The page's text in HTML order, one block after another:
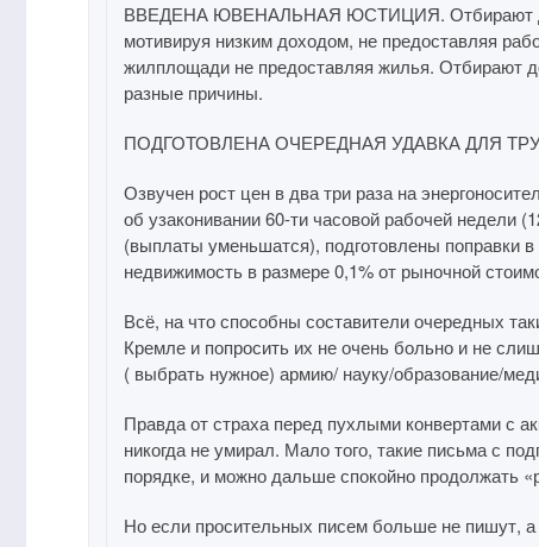
ВВЕДЕНА ЮВЕНАЛЬНАЯ ЮСТИЦИЯ. Отбирают
мотивируя низким доходом, не предоставляя
жилплощади не предоставляя жилья. Отбирают
разные причины.
ПОДГОТОВЛЕНА ОЧЕРЕДНАЯ УДАВКА ДЛЯ
Озвучен рост цен в два три раза на
об узаконивании 60-ти часовой рабочей недели
(выплаты уменьшатся), подготовлены поправки
недвижимость в размере 0,1% от рыночной
Всё, на что способны составители очередных
Кремле и попросить их не очень больно и не
( выбрать нужное) армию/ науку/образование/
Правда от страха перед пухлыми конвертами с
никогда не умирал. Мало того, такие письма с
порядке, и можно дальше спокойно продолжать
Но если просительных писем больше не пишут,